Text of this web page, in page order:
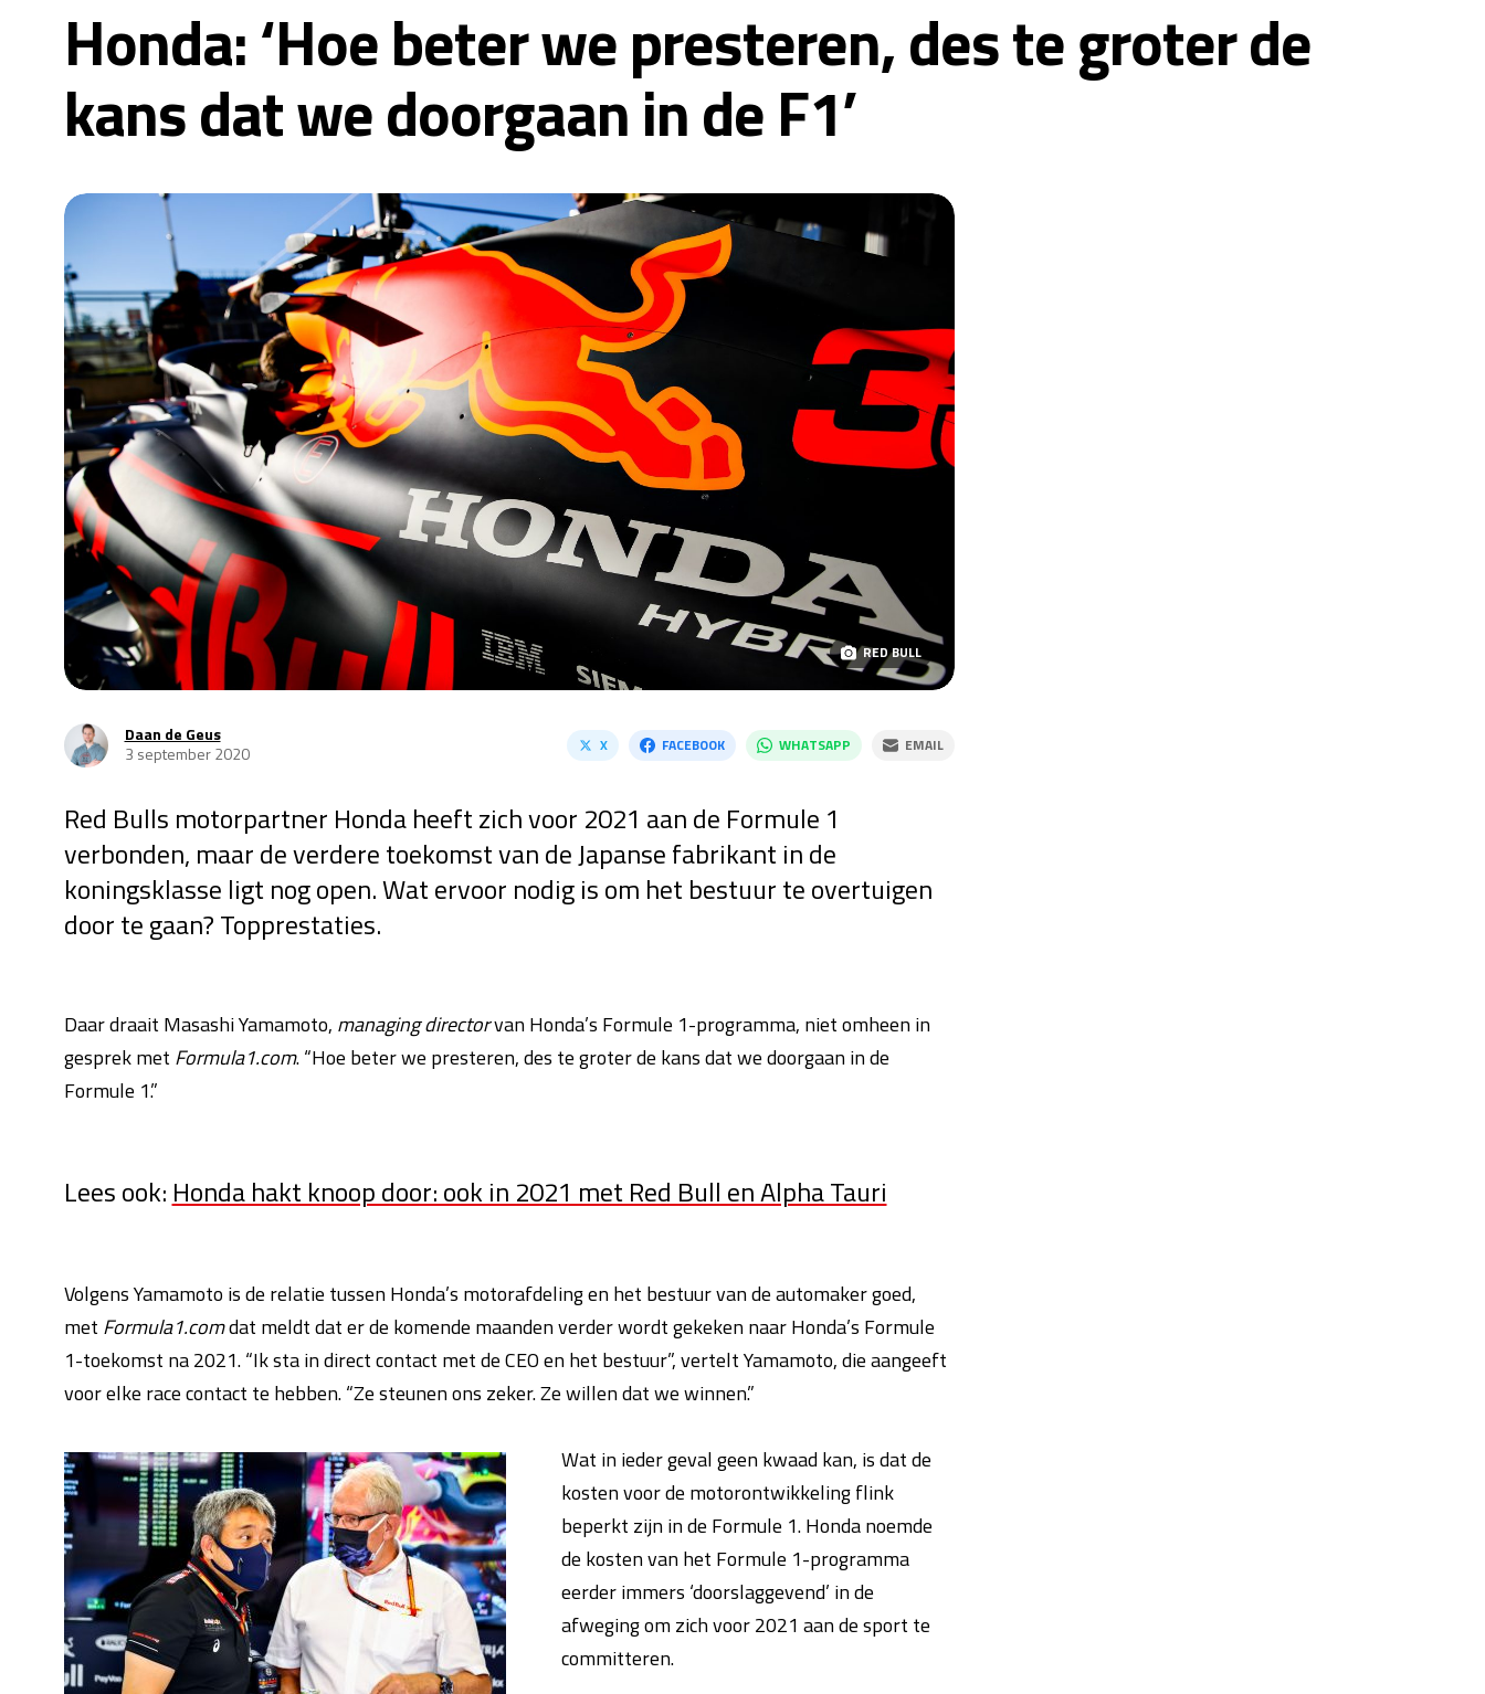
Honda: ‘Hoe beter we presteren, des te groter de
kans dat we doorgaan in de F1’
RED BULL
Daan de Geus
3 september 2020
X FACEBOOK WHATSAPP EMAIL
Red Bulls motorpartner Honda heeft zich voor 2021 aan de Formule 1
verbonden, maar de verdere toekomst van de Japanse fabrikant in de
koningsklasse ligt nog open. Wat ervoor nodig is om het bestuur te overtuigen
door te gaan? Topprestaties.
Daar draait Masashi Yamamoto, managing directorvan Honda’s Formule 1-programma, niet omheen in
gesprek met Formula1.com. “Hoe beter we presteren, des te groter de kans dat we doorgaan in de
Formule 1.”
Lees ook: Honda hakt knoop door: ook in 2021 met Red Bull en Alpha Tauri
Volgens Yamamoto is de relatie tussen Honda’s motorafdeling en het bestuur van de automaker goed,
met Formula1.comdat meldt dat er de komende maanden verder wordt gekeken naar Honda’s Formule
1-toekomst na 2021. “Ik sta in direct contact met de CEO en het bestuur”, vertelt Yamamoto, die aangeeft
voor elke race contact te hebben. “Ze steunen ons zeker. Ze willen dat we winnen.”
Wat in ieder geval geen kwaad kan, is dat de
kosten voor de motorontwikkeling flink
beperkt zijn in de Formule 1. Honda noemde
de kosten van het Formule 1-programma
eerder immers ‘doorslaggevend’ in de
afweging om zich voor 2021 aan de sport te
committeren.